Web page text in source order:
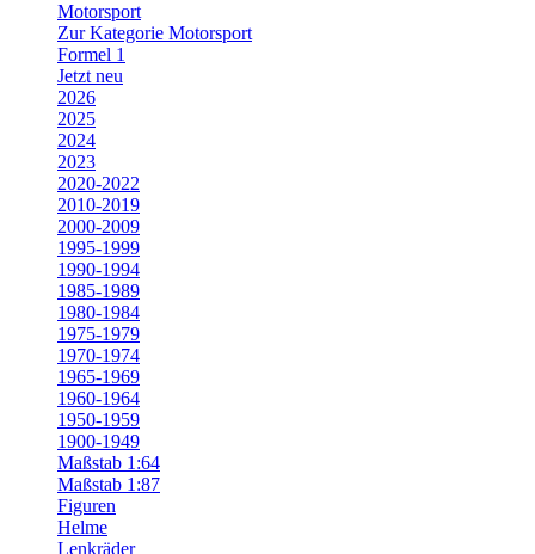
Motorsport
Zur Kategorie Motorsport
Formel 1
Jetzt neu
2026
2025
2024
2023
2020-2022
2010-2019
2000-2009
1995-1999
1990-1994
1985-1989
1980-1984
1975-1979
1970-1974
1965-1969
1960-1964
1950-1959
1900-1949
Maßstab 1:64
Maßstab 1:87
Figuren
Helme
Lenkräder